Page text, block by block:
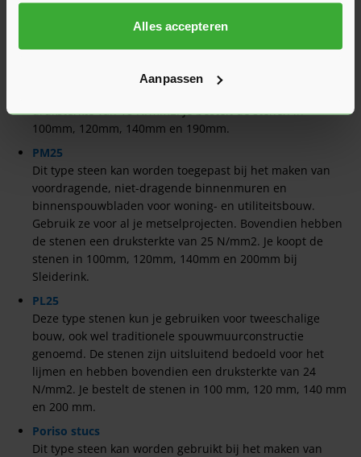
Alles accepteren
Aanpassen
binnenspouwbladen voor woning- en utiliteitsbouw. Ze
druksterkte van 18 N/mm2. Je bestelt de stenen in
100mm, 120mm, 140mm en 190mm.
PM25
Dit type steen kan worden toegepast bij het maken van
voordragende, niet-dragende binnenmuren en
binnenspouwbladen voor woning- en utiliteitsbouw.
Gebruik ze voor al je metselprojecten. Bovendien hebben
de stenen een druksterkte van 25 N/mm2. Je koopt de
stenen in 100mm, 120mm, 140mm en 200mm bij
Sleiderink.
PL25
Deze type stenen kun je gebruiken voor tweeschalige
bouw, ook wel traditionele spouwmuurconstructie
genoemd. De stenen zijn uitsluitend bedoeld voor het
lijmen en hebben bovendien een druksterkte van 24
N/mm2. Je bestelt de stenen in 100 mm, 120 mm, 140 mm
en 200 mm.
Poriso stucs
Dit type steen kan worden gebruikt bij het maken van